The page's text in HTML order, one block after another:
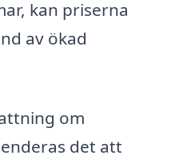
kan priserna
av ökad
om
det att